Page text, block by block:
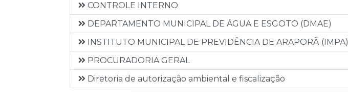
CONTROLE INTERNO
DEPARTAMENTO MUNICIPAL DE ÁGUA E ESGOTO (DMAE)
INSTITUTO MUNICIPAL DE PREVIDÊNCIA DE ARAPORÃ (IMPA)
PROCURADORIA GERAL
Diretoria de autorização ambiental e fiscalização